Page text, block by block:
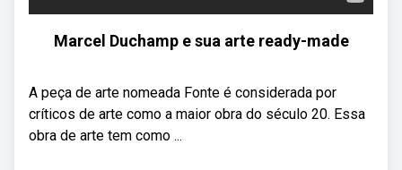
Marcel Duchamp e sua arte ready-made
A peça de arte nomeada Fonte é considerada por
críticos de arte como a maior obra do século 20. Essa
obra de arte tem como ...